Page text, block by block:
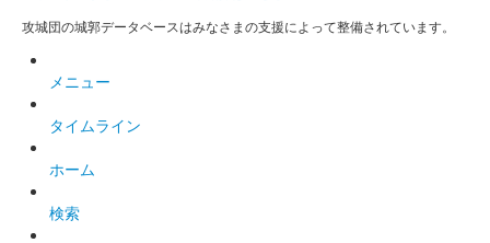
沼田城跡 御城印
販売終了
沼田城跡 御城印
販売終了
攻城団の城郭データベースはみなさまの支援によって整備されています。
メニュー
タイムライン
ホーム
検索